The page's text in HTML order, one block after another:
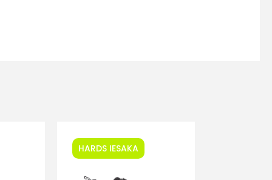
HARDS IESAKA